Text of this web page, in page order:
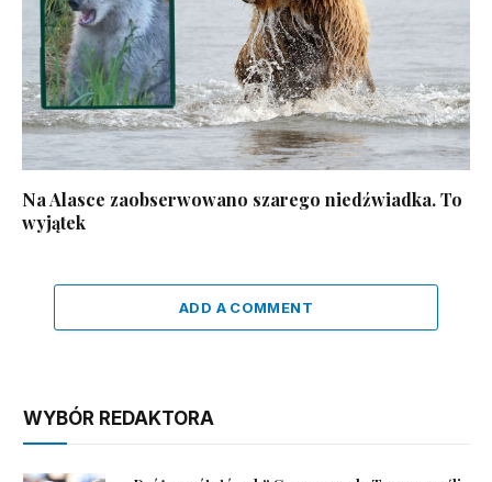
Na Alasce zaobserwowano szarego niedźwiadka. To
wyjątek
ADD A COMMENT
WYBÓR REDAKTORA